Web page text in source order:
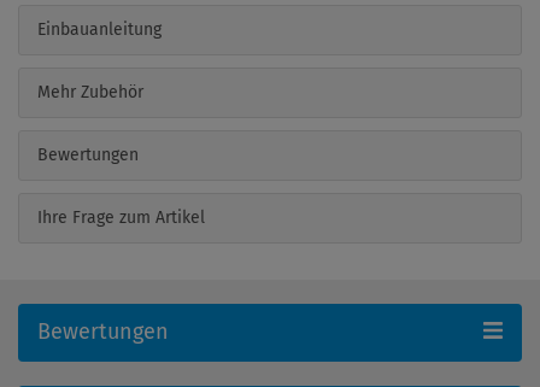
Einbauanleitung
Mehr Zubehör
Bewertungen
Ihre Frage zum Artikel
Bewertungen